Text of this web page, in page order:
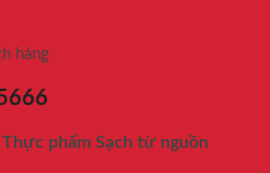
hàng
phẩm Sạch từ nguồn